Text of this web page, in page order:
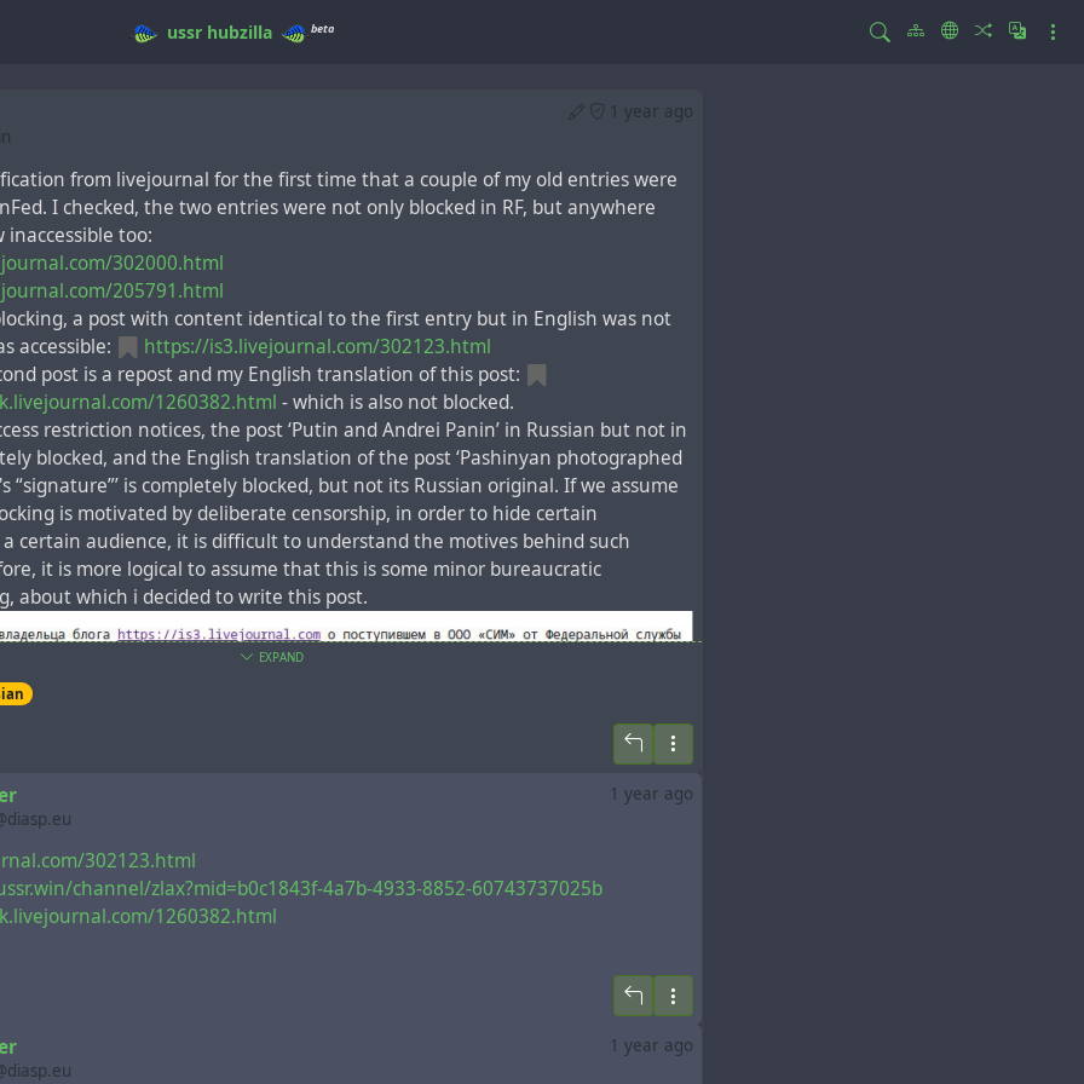
ussr hubzilla beta
1 year ago
from livejournal for the first time that a couple of my old entries were
I checked, the two entries were not only blocked in RF, but anywhere
too:
302000.html
205791.html
a post with content identical to the first entry but in English was not
accessible:
https://is3.livejournal.com/302123.html
post is a repost and my English translation of this post:
1260382.html - which is also not blocked.
restriction notices, the post ‘Putin and Andrei Panin’ in Russian but not in
blocked, and the English translation of the post ‘Pashinyan photographed
“signature”’ is completely blocked, but not its Russian original. If we assume
is motivated by deliberate censorship, in order to hide certain
certain audience, it is difficult to understand the motives behind such
it is more logical to assume that this is some minor bureaucratic
about which i decided to write this post.
EXPAND
1 year ago
302123.html
channel/zlax?mid=b0c1843f-4a7b-4933-8852-60743737025b
1260382.html
1 year ago